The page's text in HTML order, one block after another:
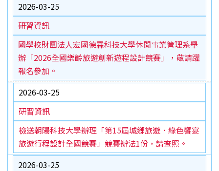
2026-03-25
研習資訊
國學校財團法人宏國德霖科技大學休閒事業管理系舉
辦「2026全國樂齡旅遊創新遊程設計競賽」，敬請躍
報名參加。
2026-03-25
研習資訊
檢送朝陽科技大學辦理「第15屆城鄉旅遊．綠色饗宴
旅遊行程設計全國競賽」競賽辦法1份，請查照。
2026-03-25